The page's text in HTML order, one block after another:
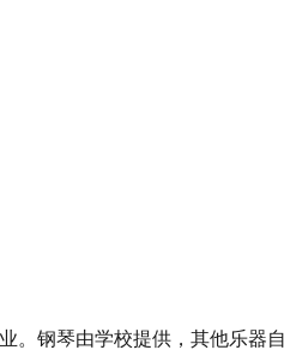
钢琴由学校提供，其他乐器